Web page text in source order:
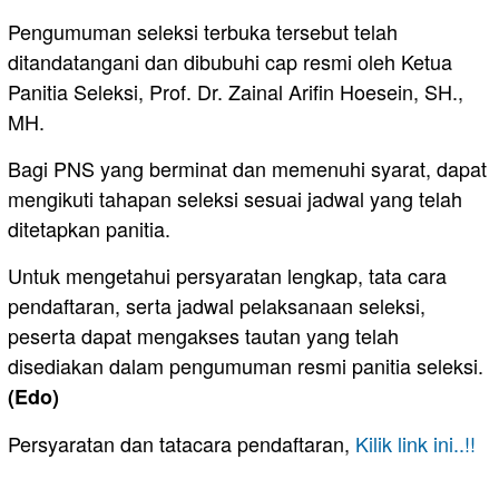
Pengumuman seleksi terbuka tersebut telah
ditandatangani dan dibubuhi cap resmi oleh Ketua
Panitia Seleksi, Prof. Dr. Zainal Arifin Hoesein, SH.,
MH.
Bagi PNS yang berminat dan memenuhi syarat, dapat
mengikuti tahapan seleksi sesuai jadwal yang telah
ditetapkan panitia.
Untuk mengetahui persyaratan lengkap, tata cara
pendaftaran, serta jadwal pelaksanaan seleksi,
peserta dapat mengakses tautan yang telah
disediakan dalam pengumuman resmi panitia seleksi.
(Edo)
Persyaratan dan tatacara pendaftaran, Kilik link ini..!!